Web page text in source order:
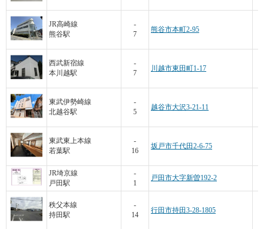
JR高崎線
熊谷駅
-
7
熊谷市本町2-95
西武新宿線
本川越駅
-
7
川越市東田町1-17
東武伊勢崎線
北越谷駅
-
5
越谷市大沢3-21-11
東武東上本線
若葉駅
-
16
坂戸市千代田2-6-75
JR埼京線
戸田駅
-
1
戸田市大字新曽192-2
秩父本線
持田駅
-
14
行田市持田3-28-1805